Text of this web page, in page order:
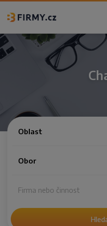
Oblast
Obor